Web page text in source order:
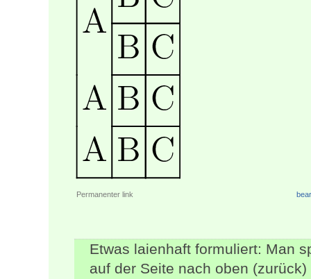
Permanenter link
Etwas laienhaft formuliert: Man
auf der Seite nach oben